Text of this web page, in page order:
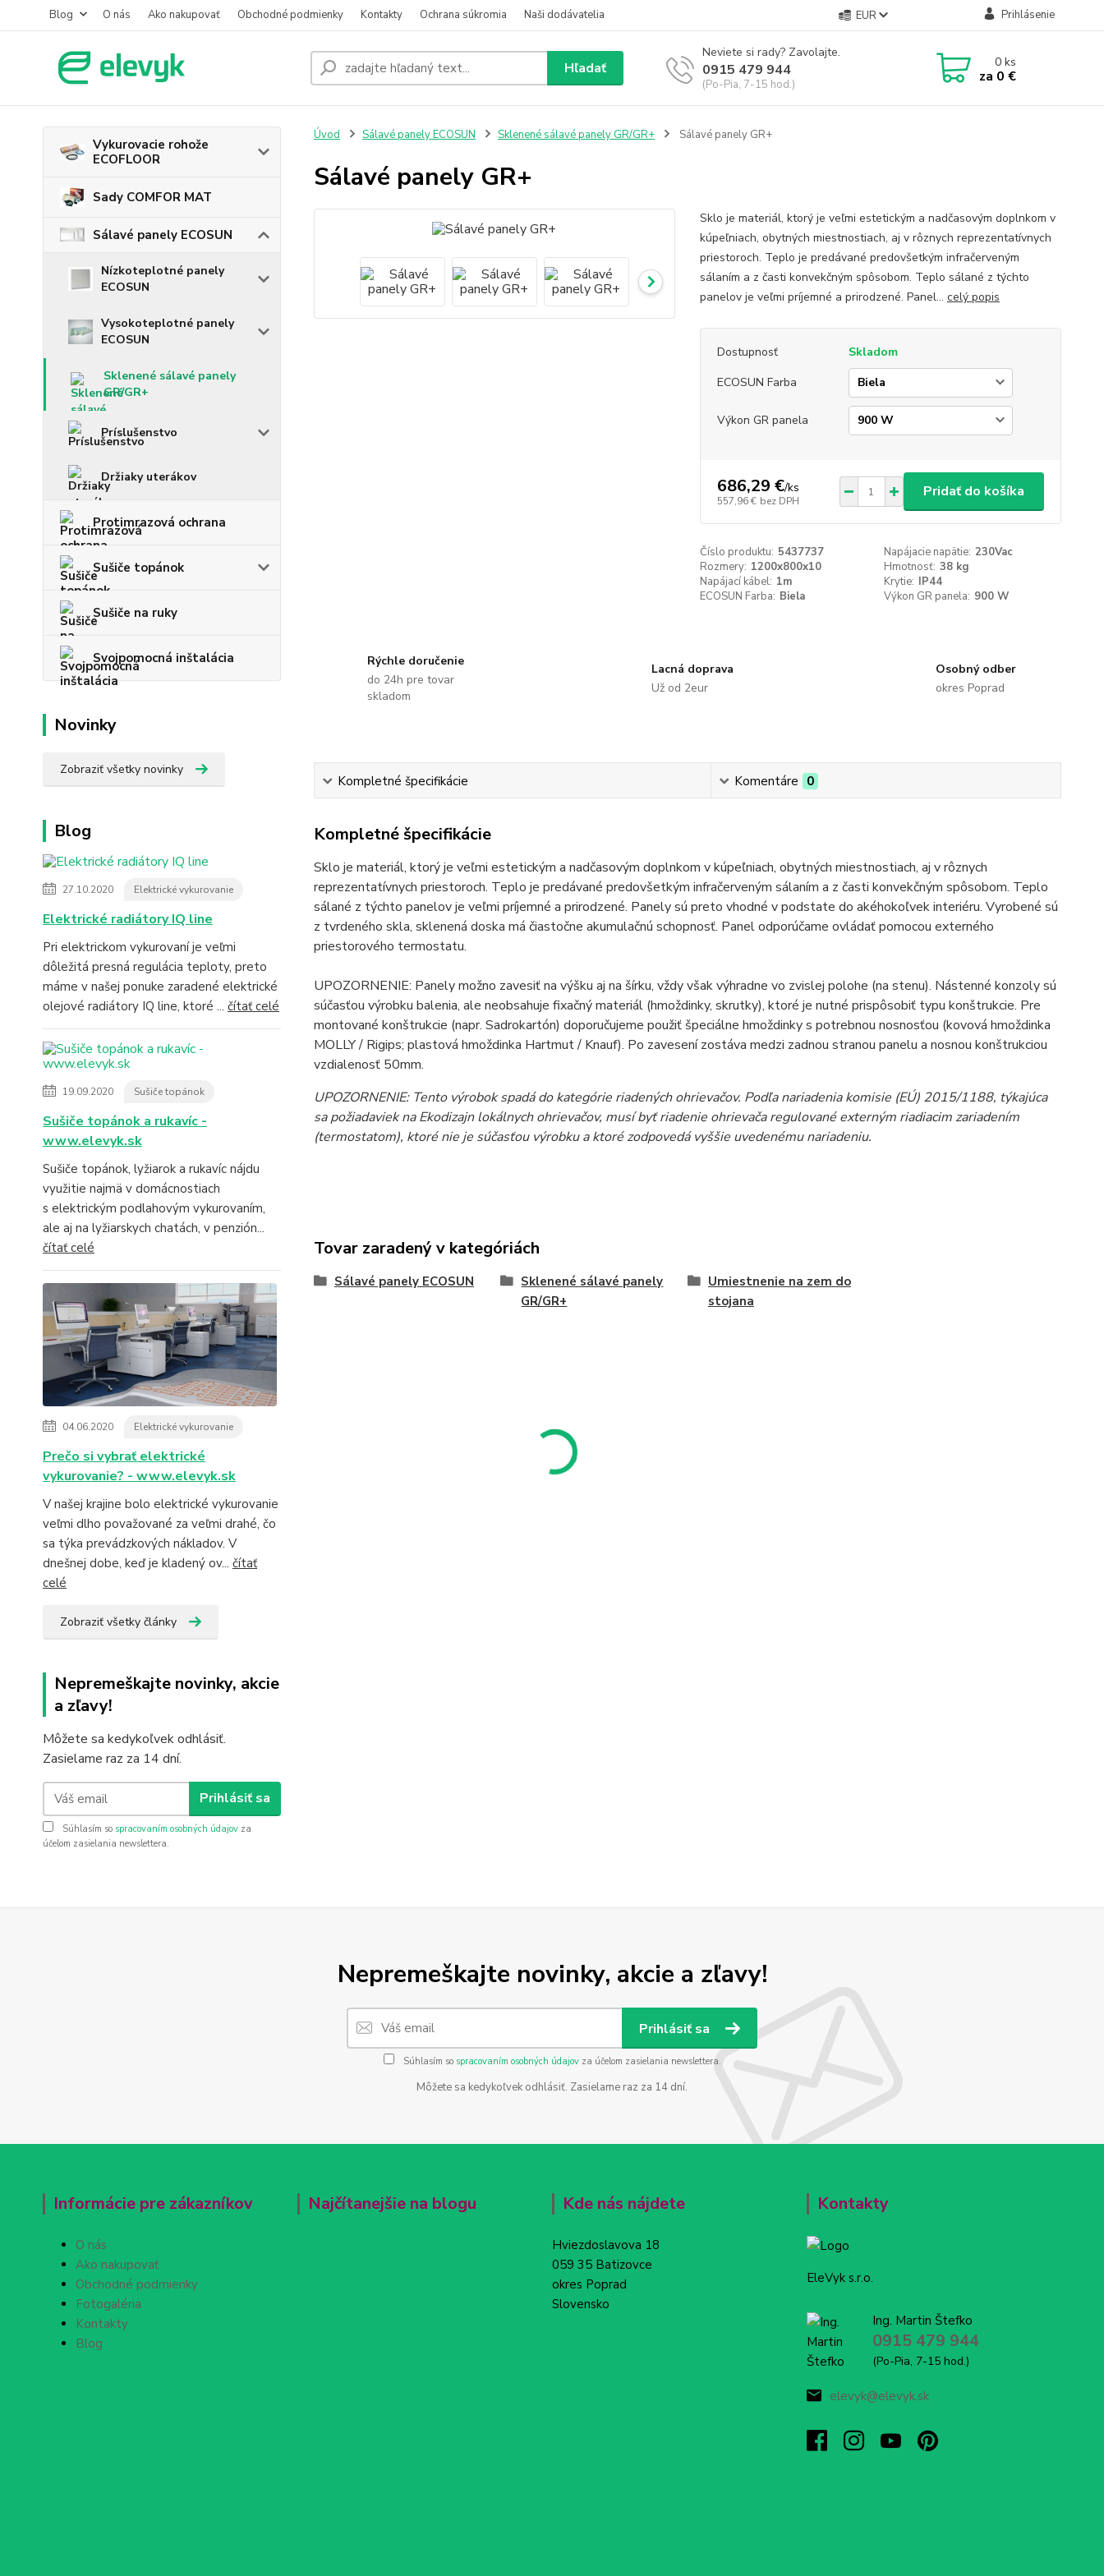
Blog O nás Ako nakupovať Obchodné podmienky Kontakty Ochrana súkromia Naši dodávatelia EUR Prihlásenie
Hľadať
Neviete si rady? Zavolajte.
0915 479 944
(Po-Pia, 7-15 hod.)
0ks
za 0 €
Vykurovacie rohože
ECOFLOOR
Sady COMFOR MAT
Sálavé panely ECOSUN
Nízkoteplotné panely
ECOSUN
Vysokoteplotné panely
ECOSUN
Sklenené sálavé panely
GR/GR+
Príslušenstvo
Držiaky uterákov
Protimrazová ochrana
Sušiče topánok
Sušiče na ruky
Svojpomocná inštalácia
Novinky
Zobraziť všetky novinky
Blog
27.10.2020 Elektrické vykurovanie
Elektrické radiátory IQ line
Pri elektrickom vykurovaní je veľmi
dôležitá presná regulácia teploty, preto
máme v našej ponuke zaradené elektrické
olejové radiátory IQ line, ktoré ... čítať celé
19.09.2020 Sušiče topánok
Sušiče topánok a rukavíc -
www.elevyk.sk
Sušiče topánok, lyžiarok a rukavíc nájdu
využitie najmä v domácnostiach
s elektrickým podlahovým vykurovaním,
ale aj na lyžiarskych chatách, v penzión...
čítať celé
04.06.2020 Elektrické vykurovanie
Prečo si vybrať elektrické
vykurovanie? - www.elevyk.sk
V našej krajine bolo elektrické vykurovanie
veľmi dlho považované za veľmi drahé, čo
sa týka prevádzkových nákladov. V
dnešnej dobe, keď je kladený ov... čítať
celé
Zobraziť všetky články
Nepremeškajte novinky, akcie
a zľavy!
Môžete sa kedykoľvek odhlásiť.
Zasielame raz za 14 dní.
Prihlásiť sa
Súhlasím so spracovaním osobných údajov za
účelom zasielania newslettera.
Úvod Sálavé panely ECOSUN Sklenené sálavé panely GR/GR+ Sálavé panely GR+
Sálavé panely GR+
Sklo je materiál, ktorý je veľmi estetickým a nadčasovým doplnkom v
kúpeľniach, obytných miestnostiach, aj v rôznych reprezentatívnych
priestoroch. Teplo je predávané predovšetkým infračerveným
sálaním a z časti konvekčným spôsobom. Teplo sálané z týchto
panelov je veľmi príjemné a prirodzené. Panel... celý popis
Dostupnosť
Skladom
ECOSUN Farba
Výkon GR panela
686,29 €/ks
557,96 € bez DPH
Pridať do košíka
Číslo produktu: 5437737 Napájacie napätie: 230Vac
Rozmery: 1200x800x10 Hmotnosť: 38 kg
Napájací kábel: 1m Krytie: IP44
ECOSUN Farba: Biela Výkon GR panela: 900 W
Rýchle doručenie
do 24h pre tovar
skladom
Lacná doprava
Už od 2eur
Osobný odber
okres Poprad
Kompletné špecifikácie Komentáre 0
Kompletné špecifikácie
Sklo je materiál, ktorý je veľmi estetickým a nadčasovým doplnkom v kúpeľniach, obytných miestnostiach, aj v rôznych
reprezentatívnych priestoroch. Teplo je predávané predovšetkým infračerveným sálaním a z časti konvekčným spôsobom. Teplo
sálané z týchto panelov je veľmi príjemné a prirodzené. Panely sú preto vhodné v podstate do akéhokoľvek interiéru. Vyrobené sú
z tvrdeného skla, sklenená doska má čiastočne akumulačnú schopnosť. Panel odporúčame ovládať pomocou externého
priestorového termostatu.
UPOZORNENIE: Panely možno zavesiť na výšku aj na šírku, vždy však výhradne vo zvislej polohe (na stenu). Nástenné konzoly sú
súčasťou výrobku balenia, ale neobsahuje fixačný materiál (hmoždinky, skrutky), ktoré je nutné prispôsobiť typu konštrukcie. Pre
montované konštrukcie (napr. Sadrokartón) doporučujeme použiť špeciálne hmoždinky s potrebnou nosnosťou (kovová hmoždinka
MOLLY / Rigips; plastová hmoždinka Hartmut / Knauf). Po zavesení zostáva medzi zadnou stranou panelu a nosnou konštrukciou
vzdialenosť 50mm.
UPOZORNENIE: Tento výrobok spadá do kategórie riadených ohrievačov. Podľa nariadenia komisie (EÚ) 2015/1188, týkajúca
sa požiadaviek na Ekodizajn lokálnych ohrievačov, musí byť riadenie ohrievača regulované externým riadiacim zariadením
(termostatom), ktoré nie je súčasťou výrobku a ktoré zodpovedá vyššie uvedenému nariadeniu.
Tovar zaradený v kategóriách
Sálavé panely ECOSUN
Sklenené sálavé panely
GR/GR+
Umiestnenie na zem do
stojana
Nepremeškajte novinky, akcie a zľavy!
Prihlásiť sa
Súhlasím so spracovaním osobných údajovza účelom zasielania newslettera.
Môžete sa kedykoľvek odhlásiť. Zasielame raz za 14 dní.
Informácie pre zákazníkov
O nás
Ako nakupovať
Obchodné podmienky
Fotogaléria
Kontakty
Blog
Najčítanejšie na blogu Kde nás nájdete
Hviezdoslavova 18
059 35 Batizovce
okres Poprad
Slovensko
Kontakty
EleVyk s.r.o.
Ing. Martin Štefko
0915 479 944
(Po-Pia, 7-15 hod.)
elevyk@elevyk.sk